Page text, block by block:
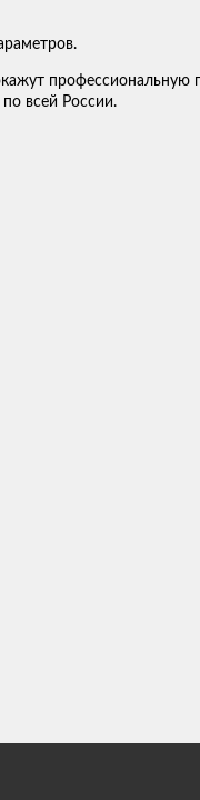
всей России.